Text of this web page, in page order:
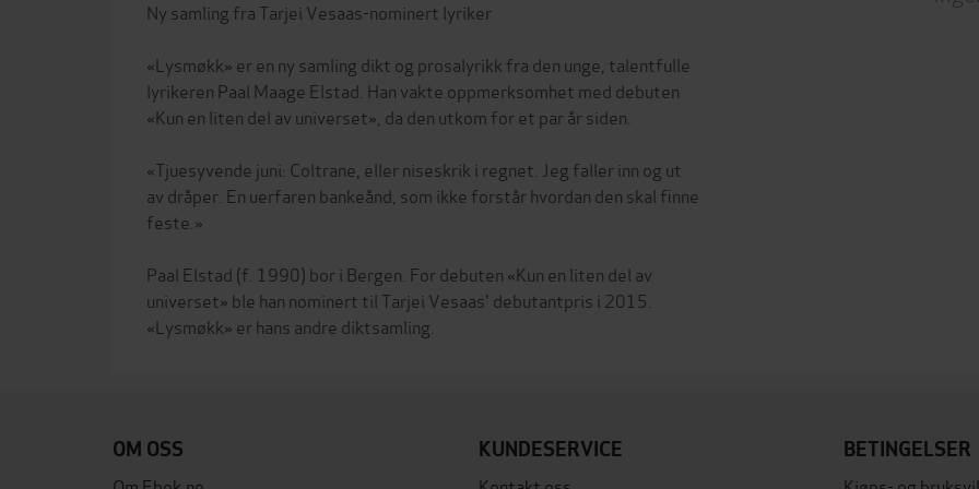
Ny samling fra Tarjei Vesaas-nominert lyriker
«Lysmøkk» er en ny samling dikt og prosalyrikk fra den unge, talentfulle
lyrikeren Paal Maage Elstad. Han vakte oppmerksomhet med debuten
«Kun en liten del av universet», da den utkom for et par år siden.
«Tjuesyvende juni: Coltrane, eller niseskrik i regnet. Jeg faller inn og ut
av dråper. En uerfaren bankeånd, som ikke forstår hvordan den skal finne
feste.»
Paal Elstad (f. 1990) bor i Bergen. For debuten «Kun en liten del av
universet» ble han nominert til Tarjei Vesaas' debutantpris i 2015.
OM OSS
KUNDESERVICE
BETINGELSER